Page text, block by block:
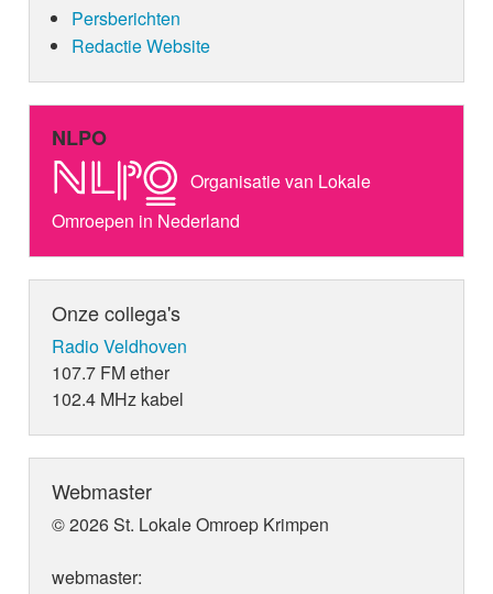
Persberichten
Redactie Website
NLPO
Organisatie van Lokale
Omroepen in Nederland
Onze collega's
Radio Veldhoven
107.7 FM ether
102.4 MHz kabel
Webmaster
© 2026 St. Lokale Omroep Krimpen
webmaster: